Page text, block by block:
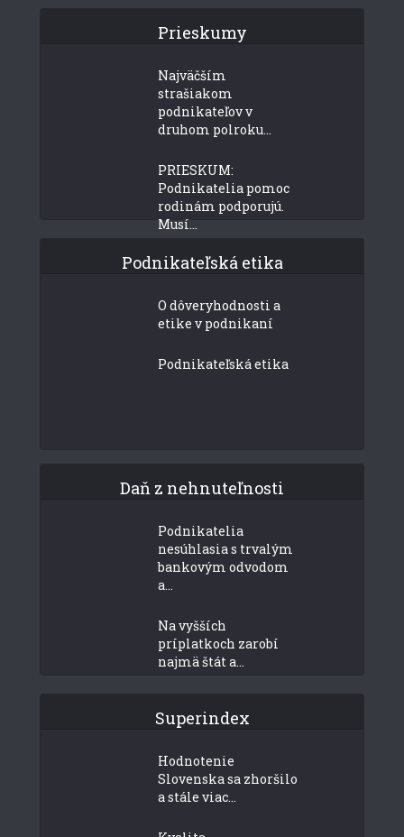
Prieskumy
Najväčším
strašiakom
podnikateľov v
druhom polroku...
PRIESKUM:
Podnikatelia pomoc
rodinám podporujú.
Musí...
Podnikateľská etika
O dôveryhodnosti a
etike v podnikaní
Podnikateľská etika
Daň z nehnuteľnosti
Podnikatelia
nesúhlasia s trvalým
bankovým odvodom
a...
Na vyšších
príplatkoch zarobí
najmä štát a...
Superindex
Hodnotenie
Slovenska sa zhoršilo
a stále viac...